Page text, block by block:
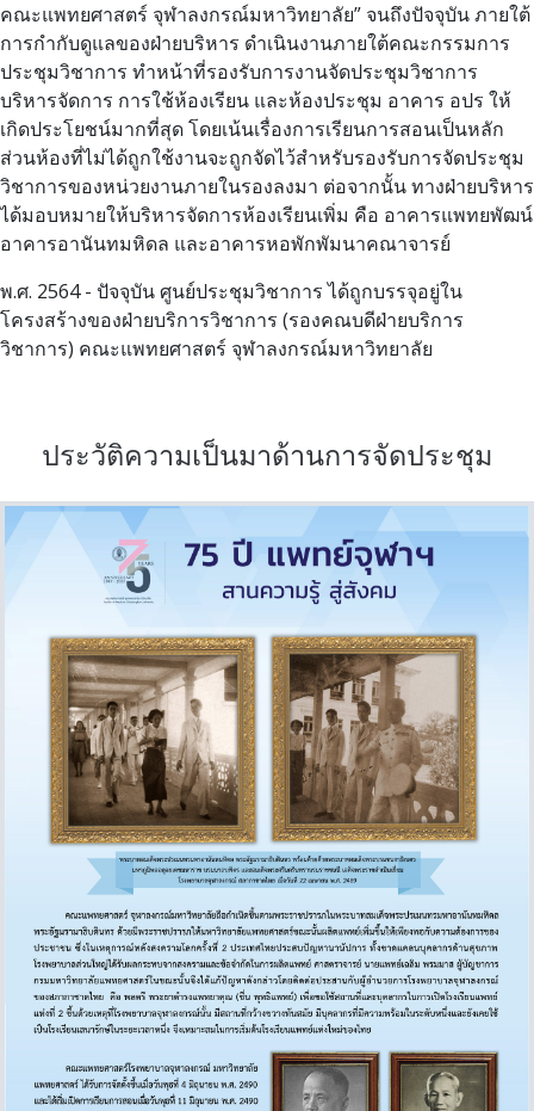
คณะแพทยศาสตร์ จุฬาลงกรณ์มหาวิทยาลัย” จนถึงปัจจุบัน ภายใต้
การกำกับดูแลของฝ่ายบริหาร ดำเนินงานภายใต้คณะกรรมการ
ประชุมวิชาการ ทำหน้าที่รองรับการงานจัดประชุมวิชาการ
บริหารจัดการ การใช้ห้องเรียน และห้องประชุม อาคาร อปร ให้
เกิดประโยชน์มากที่สุด โดยเน้นเรื่องการเรียนการสอนเป็นหลัก
ส่วนห้องที่ไม่ได้ถูกใช้งานจะถูกจัดไว้สำหรับรองรับการจัดประชุม
วิชาการของหน่วยงานภายในรองลงมา ต่อจากนั้น ทางฝ่ายบริหาร
ได้มอบหมายให้บริหารจัดการห้องเรียนเพิ่ม คือ อาคารแพทยพัฒน์
อาคารอานันทมหิดล และอาคารหอพักพัมนาคณาจารย์
พ.ศ. 2564 - ปัจจุบัน ศูนย์ประชุมวิชาการ ได้ถูกบรรจุอยู่ใน
โครงสร้างของฝ่ายบริการวิชาการ (รองคณบดีฝ่ายบริการ
วิชาการ) คณะแพทยศาสตร์ จุฬาลงกรณ์มหาวิทยาลัย
ประวัติความเป็นมาด้านการจัดประชุม